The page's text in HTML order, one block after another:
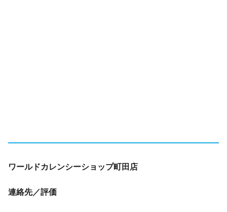
ワールドカレンシーショップ町田店
連絡先／評価